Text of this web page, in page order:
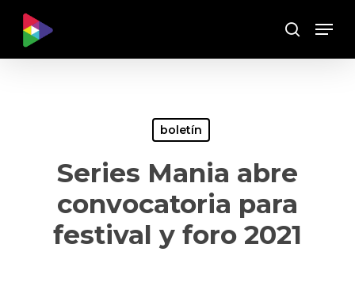
main
Buscar
Menu
boletín
Series Mania abre
convocatoria para
festival y foro 2021